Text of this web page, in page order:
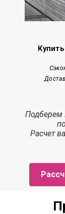
С
Подберем
Расчет